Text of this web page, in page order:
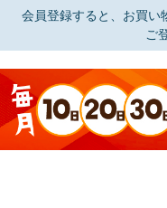
会員登録すると、お買
ご